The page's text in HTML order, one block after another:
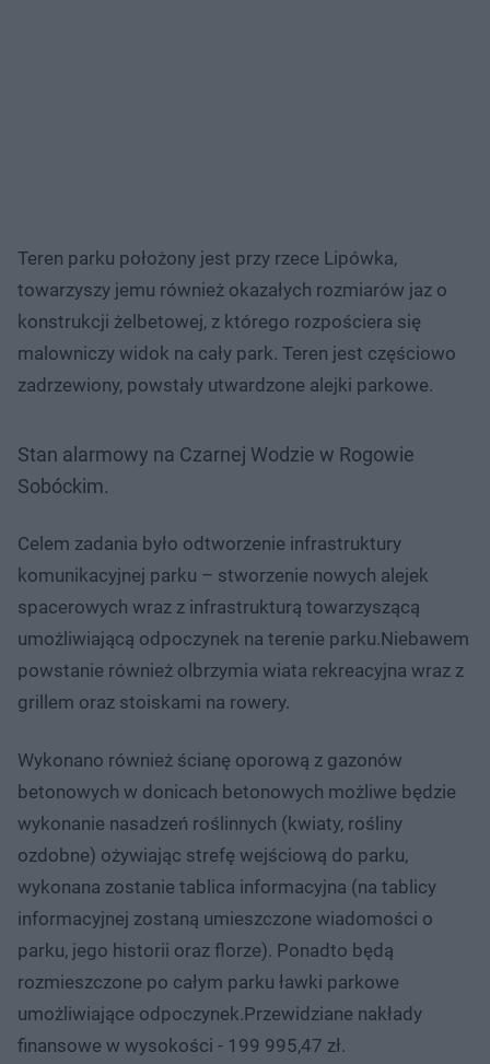
Teren parku położony jest przy rzece Lipówka,
towarzyszy jemu również okazałych rozmiarów jaz o
konstrukcji żelbetowej, z którego rozpościera się
malowniczy widok na cały park. Teren jest częściowo
zadrzewiony, powstały utwardzone alejki parkowe.
Stan alarmowy na Czarnej Wodzie w Rogowie
Sobóckim.
Celem zadania było odtworzenie infrastruktury
komunikacyjnej parku – stworzenie nowych alejek
spacerowych wraz z infrastrukturą towarzyszącą
umożliwiającą odpoczynek na terenie parku.Niebawem
powstanie również olbrzymia wiata rekreacyjna wraz z
grillem oraz stoiskami na rowery.
Wykonano również ścianę oporową z gazonów
betonowych w donicach betonowych możliwe będzie
wykonanie nasadzeń roślinnych (kwiaty, rośliny
ozdobne) ożywiając strefę wejściową do parku,
wykonana zostanie tablica informacyjna (na tablicy
informacyjnej zostaną umieszczone wiadomości o
parku, jego historii oraz florze). Ponadto będą
rozmieszczone po całym parku ławki parkowe
umożliwiające odpoczynek.Przewidziane nakłady
finansowe w wysokości - 199 995,47 zł.